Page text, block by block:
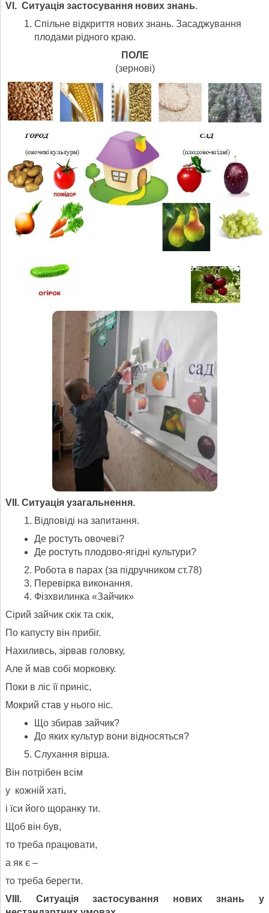
V І. Ситуація застосування нових знань.
Спільне відкриття нових знань. Засаджування
плодами рідного краю.
ПОЛЕ
(зернові)
V ІІ. Ситуація узагальнення.
Відповіді на запитання.
Де ростуть овочеві?
Де ростуть плодово-ягідні культури?
Робота в парах (за підручником ст.78)
Перевірка виконання.
Фізхвилинка «Зайчик»
Сірий зайчик скік та скік,
По капусту він прибіг.
Нахиливсь, зірвав головку,
Але й мав собі морковку.
Поки в ліс її приніс,
Мокрий став у нього ніс.
Що збирав зайчик?
До яких культур вони відносяться?
Слухання вірша.
Він потрібен всім
у кожній хаті,
і їси його щоранку ти.
Щоб він був,
то треба працювати,
а як є –
то треба берегти.
V ІІІ. Ситуація застосування нових знань у